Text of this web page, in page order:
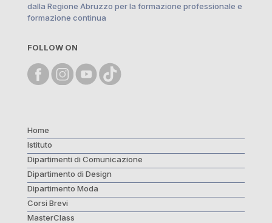
dalla Regione Abruzzo per la formazione professionale e
formazione continua
FOLLOW ON
Home
Istituto
Dipartimenti di Comunicazione
Dipartimento di Design
Dipartimento Moda
Corsi Brevi
MasterClass